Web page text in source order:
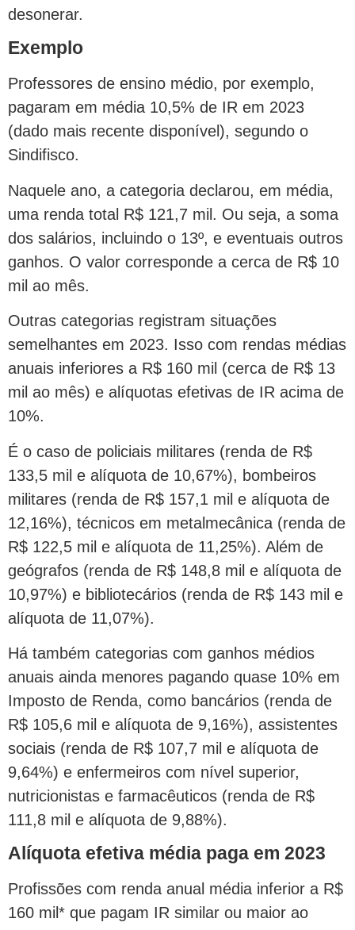
desonerar.
Exemplo
Professores de ensino médio, por exemplo,
pagaram em média 10,5% de IR em 2023
(dado mais recente disponível), segundo o
Sindifisco.
Naquele ano, a categoria declarou, em média,
uma renda total R$ 121,7 mil. Ou seja, a soma
dos salários, incluindo o 13º, e eventuais outros
ganhos. O valor corresponde a cerca de R$ 10
mil ao mês.
Outras categorias registram situações
semelhantes em 2023. Isso com rendas médias
anuais inferiores a R$ 160 mil (cerca de R$ 13
mil ao mês) e alíquotas efetivas de IR acima de
10%.
É o caso de policiais militares (renda de R$
133,5 mil e alíquota de 10,67%), bombeiros
militares (renda de R$ 157,1 mil e alíquota de
12,16%), técnicos em metalmecânica (renda de
R$ 122,5 mil e alíquota de 11,25%). Além de
geógrafos (renda de R$ 148,8 mil e alíquota de
10,97%) e bibliotecários (renda de R$ 143 mil e
alíquota de 11,07%).
Há também categorias com ganhos médios
anuais ainda menores pagando quase 10% em
Imposto de Renda, como bancários (renda de
R$ 105,6 mil e alíquota de 9,16%), assistentes
sociais (renda de R$ 107,7 mil e alíquota de
9,64%) e enfermeiros com nível superior,
nutricionistas e farmacêuticos (renda de R$
111,8 mil e alíquota de 9,88%).
Alíquota efetiva média paga em 2023
Profissões com renda anual média inferior a R$
160 mil* que pagam IR similar ou maior ao